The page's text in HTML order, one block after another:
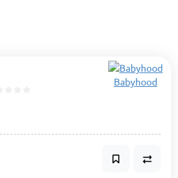
Babyhood